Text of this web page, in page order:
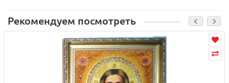
Рекомендуем посмотреть